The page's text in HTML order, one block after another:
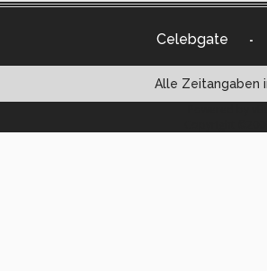
Celebgate -
Alle Zeitangaben